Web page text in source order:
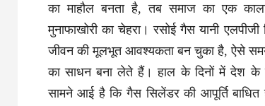
का माहौल बनता है, तब समाज का एक
मुनाफाखोरी का चेहरा। रसोई गैस यानी
जीवन की मूलभूत आवश्यकता बन चुका है, ऐसे
का साधन बना लेते हैं। हाल के दिनों में देश के
सामने आई है कि गैस सिलेंडर की आपूर्ति